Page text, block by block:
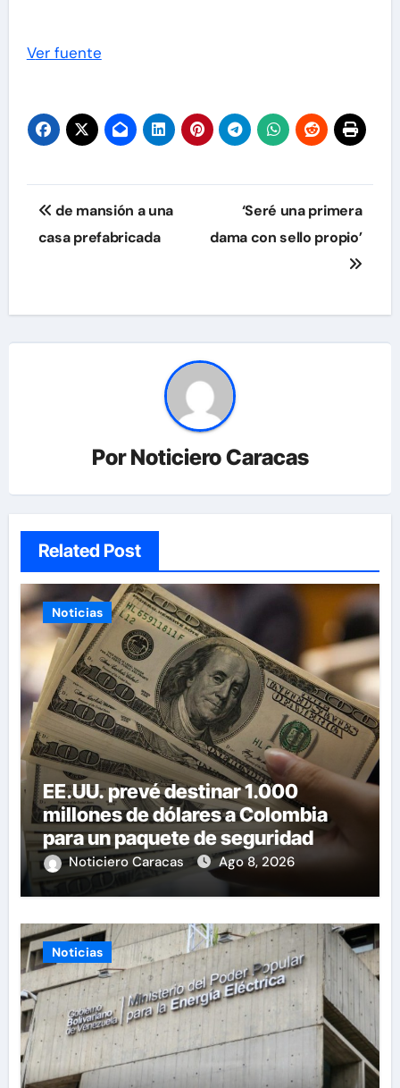
Ver fuente
Navegación
de
de mansión a una
casa prefabricada
‘Seré una primera
dama con sello propio’
PorNoticiero Caracas
Related Post
Noticias
EE.UU. prevé destinar 1.000
millones de dólares a Colombia
para un paquete de seguridad
Noticiero Caracas Ago 8, 2026
Noticias